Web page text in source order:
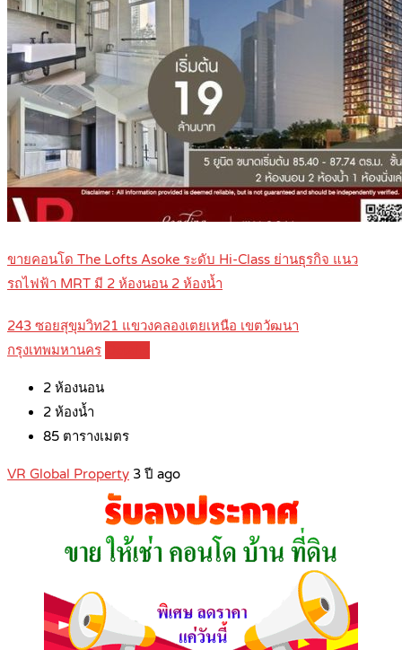
ขายคอนโด The Lofts Asoke ระดับ Hi-Class ย่านธุรกิจ แนว
รถไฟฟ้า MRT มี 2 ห้องนอน 2 ห้องน้ำ
243 ซอยสุขุมวิท21 แขวงคลองเตยเหนือ เขตวัฒนา
กรุงเทพมหานคร
2 ห้องนอน
2 ห้องน้ำ
85 ตารางเมตร
VR Global Property 3 ปี ago